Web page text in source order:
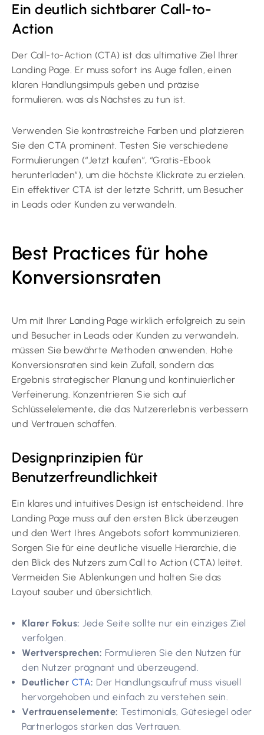
Ein deutlich sichtbarer Call-to-
Action
Der Call-to-Action (CTA) ist das ultimative Ziel Ihrer
Landing Page. Er muss sofort ins Auge fallen, einen
klaren Handlungsimpuls geben und präzise
formulieren, was als Nächstes zu tun ist.
Verwenden Sie kontrastreiche Farben und platzieren
Sie den CTA prominent. Testen Sie verschiedene
Formulierungen (“Jetzt kaufen”, “Gratis-Ebook
herunterladen”), um die höchste Klickrate zu erzielen.
Ein effektiver CTA ist der letzte Schritt, um Besucher
in Leads oder Kunden zu verwandeln.
Best Practices für hohe
Konversionsraten
Um mit Ihrer Landing Page wirklich erfolgreich zu sein
und Besucher in Leads oder Kunden zu verwandeln,
müssen Sie bewährte Methoden anwenden. Hohe
Konversionsraten sind kein Zufall, sondern das
Ergebnis strategischer Planung und kontinuierlicher
Verfeinerung. Konzentrieren Sie sich auf
Schlüsselelemente, die das Nutzererlebnis verbessern
und Vertrauen schaffen.
Designprinzipien für
Benutzerfreundlichkeit
Ein klares und intuitives Design ist entscheidend. Ihre
Landing Page muss auf den ersten Blick überzeugen
und den Wert Ihres Angebots sofort kommunizieren.
Sorgen Sie für eine deutliche visuelle Hierarchie, die
den Blick des Nutzers zum Call to Action (CTA) leitet.
Vermeiden Sie Ablenkungen und halten Sie das
Layout sauber und übersichtlich.
Klarer Fokus: Jede Seite sollte nur ein einziges Ziel
verfolgen.
Wertversprechen: Formulieren Sie den Nutzen für
den Nutzer prägnant und überzeugend.
Deutlicher CTA: Der Handlungsaufruf muss visuell
hervorgehoben und einfach zu verstehen sein.
Vertrauenselemente: Testimonials, Gütesiegel oder
Partnerlogos stärken das Vertrauen.